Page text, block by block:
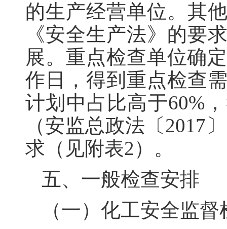
的生产经营单位。其
《安全生产法》的要
展。重点检查单位确
作日，得到重点检查
计划中占比高于60%
（安监总政法〔2017
求（见附表2）。
五、一般检查安排
（一）化工安全监督